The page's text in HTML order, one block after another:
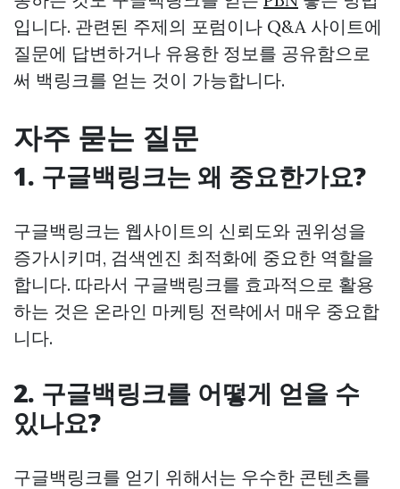
입니다. 관련된 주제의 포럼이나 Q&A 사이트에
질문에 답변하거나 유용한 정보를 공유함으로
써 백링크를 얻는 것이 가능합니다.
자주 묻는 질문
1. 구글백링크는 왜 중요한가요?
구글백링크는 웹사이트의 신뢰도와 권위성을
증가시키며, 검색엔진 최적화에 중요한 역할을
합니다. 따라서 구글백링크를 효과적으로 활용
하는 것은 온라인 마케팅 전략에서 매우 중요합
니다.
2. 구글백링크를 어떻게 얻을 수
있나요?
구글백링크를 얻기 위해서는 우수한 콘텐츠를